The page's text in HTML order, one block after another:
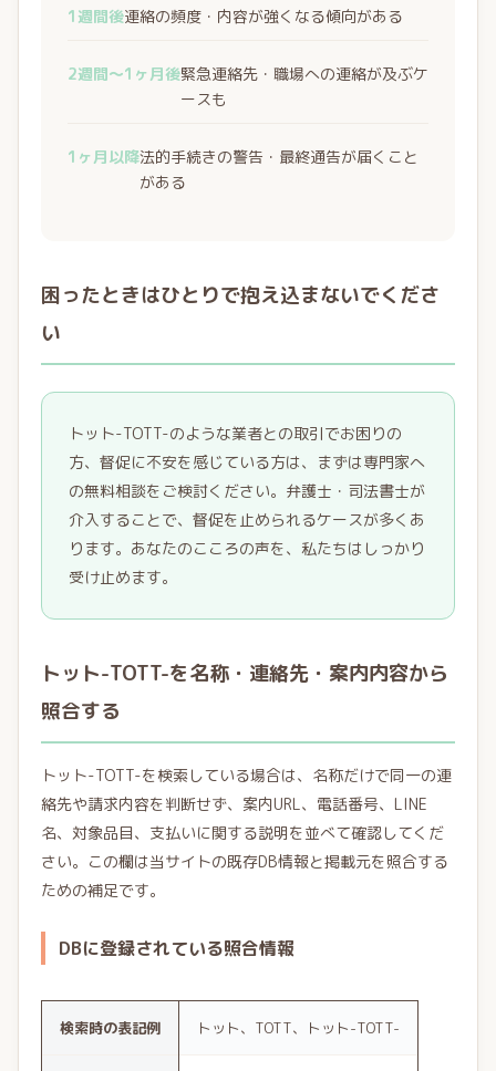
1週間後連絡の頻度・内容が強くなる傾向がある
2週間〜1ヶ月後緊急連絡先・職場への連絡が及ぶケ
ースも
1ヶ月以降法的手続きの警告・最終通告が届くこと
がある
困ったときはひとりで抱え込まないでくださ
い
トット-TOTT-のような業者との取引でお困りの
方、督促に不安を感じている方は、まずは専門家へ
の無料相談をご検討ください。弁護士・司法書士が
介入することで、督促を止められるケースが多くあ
ります。あなたのこころの声を、私たちはしっかり
受け止めます。
トット-TOTT-を名称・連絡先・案内内容から
照合する
トット-TOTT-を検索している場合は、名称だけで同一の連
絡先や請求内容を判断せず、案内URL、電話番号、LINE
名、対象品目、支払いに関する説明を並べて確認してくだ
さい。この欄は当サイトの既存DB情報と掲載元を照合する
ための補足です。
DBに登録されている照合情報
検索時の表記例 トット、TOTT、トット-TOTT-